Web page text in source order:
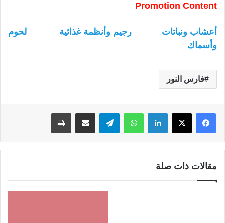
Promotion Content
أعشاب ونباتات رجيم وأنظمة غذائية
لحوم
وأسماك
فارس النور
لينكدإن واتساب
مقالات ذات صلة